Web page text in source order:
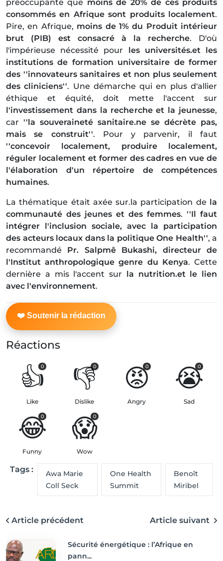
préoccupante que moins de 20% de ces produits
consommés en Afrique sont produits localement.
Pire, en Afrique, moins de 1% du Produit intérieur
brut (PIB) est consacré à la recherche. D'où
l'impérieuse nécessité pour les universités.et les
institutions de formation universitaire de former
des ''innovateurs sanitaires et non plus seulement
des cliniciens''. Une démarche qui en plus d'allier
éthique et équité, doit mette l'accent sur
l'investissement dans la recherche et la jeunesse,
car ''la souveraineté sanitaire.ne se décrète pas,
mais se construit''. Pour y parvenir, il faut
''concevoir localement, produire localement,
réguler localement et former des cadres en vue de
l'élaboration d'un répertoire de compétences
humaines.
La thématique était axée sur.la participation de la
communauté des jeunes et des femmes. ''Il faut
intégrer l'inclusion sociale, avec la participation
des acteurs locaux dans la politique One Health'', a
recommandé Pr. Salpmê Bukashi, directeur de
l'Institut anthropologique genre du Kenya. Cette
dernière a mis l'accent sur la nutrition.et le lien
avec l'environnement.
Réactions
👍
0
Like
👎
0
Dislike
😡
0
Angry
😭
0
Sad
😂
0
Funny
😱
0
Wow
Tags :
Awa Marie
Coll Seck
One Health
Summit
Benoît
Miribel
Article précédent Article suivant
Sécurité énergétique : l’Afrique en
pann...